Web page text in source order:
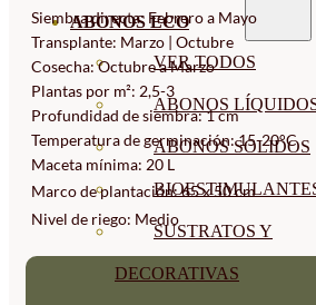
ABONOS ECO
VER TODOS
ABONOS
ABONOS SOLIDOS
SUSTRATOS Y
DECORATIVAS
Siembra directa: Febrero a Mayo
Transplante: Marzo | Octubre
Cosecha: Octubre a Marzo
Plantas por m²: 2,5-3
Profundidad de siembra: 1 cm
Temperatura de germinación: 15-20°C
Maceta mínima: 20 L
Marco de plantación: 65 x 50 cm
Nivel de riego: Medio